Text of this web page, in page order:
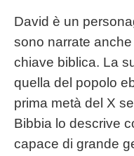
David è un
sono narrate
chiave biblica. La
quella del popolo
prima metà del X
Bibbia lo descrive
capace di grande